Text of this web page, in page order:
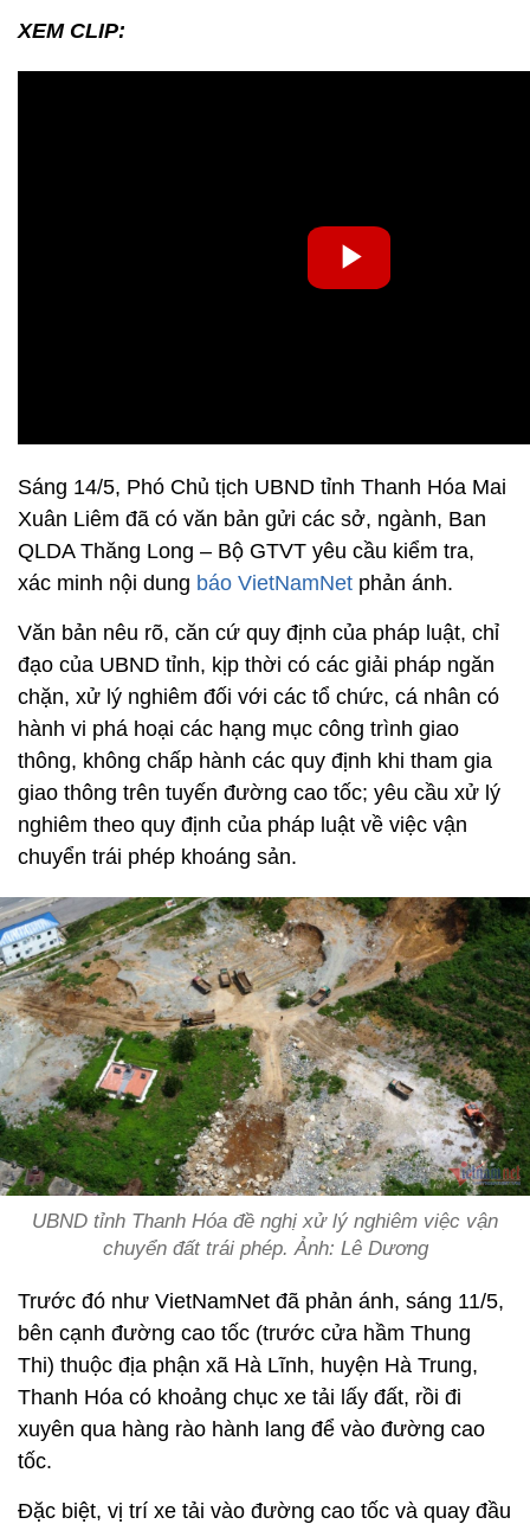
XEM CLIP:
Sáng 14/5, Phó Chủ tịch UBND tỉnh Thanh Hóa Mai
Xuân Liêm đã có văn bản gửi các sở, ngành, Ban
QLDA Thăng Long – Bộ GTVT yêu cầu kiểm tra,
xác minh nội dung báo VietNamNet phản ánh.
Văn bản nêu rõ, căn cứ quy định của pháp luật, chỉ
đạo của UBND tỉnh, kịp thời có các giải pháp ngăn
chặn, xử lý nghiêm đối với các tổ chức, cá nhân có
hành vi phá hoại các hạng mục công trình giao
thông, không chấp hành các quy định khi tham gia
giao thông trên tuyến đường cao tốc; yêu cầu xử lý
nghiêm theo quy định của pháp luật về việc vận
chuyển trái phép khoáng sản.
UBND tỉnh Thanh Hóa đề nghị xử lý nghiêm việc vận
chuyển đất trái phép. Ảnh: Lê Dương
Trước đó như VietNamNet đã phản ánh, sáng 11/5,
bên cạnh đường cao tốc (trước cửa hầm Thung
Thi) thuộc địa phận xã Hà Lĩnh, huyện Hà Trung,
Thanh Hóa có khoảng chục xe tải lấy đất, rồi đi
xuyên qua hàng rào hành lang để vào đường cao
tốc.
Đặc biệt, vị trí xe tải vào đường cao tốc và quay đầu